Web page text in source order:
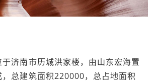
济南市历城洪家楼，由山东宏海置
，总建筑面积220000，总占地面积